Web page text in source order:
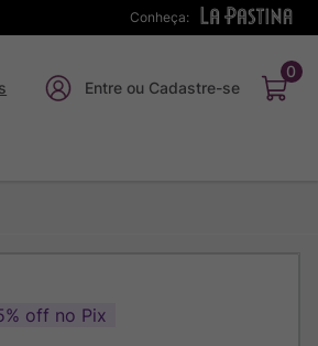
Conheça:
0
% off no Pix